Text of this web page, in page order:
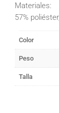
Materiales:
57%
Color
Peso
Talla